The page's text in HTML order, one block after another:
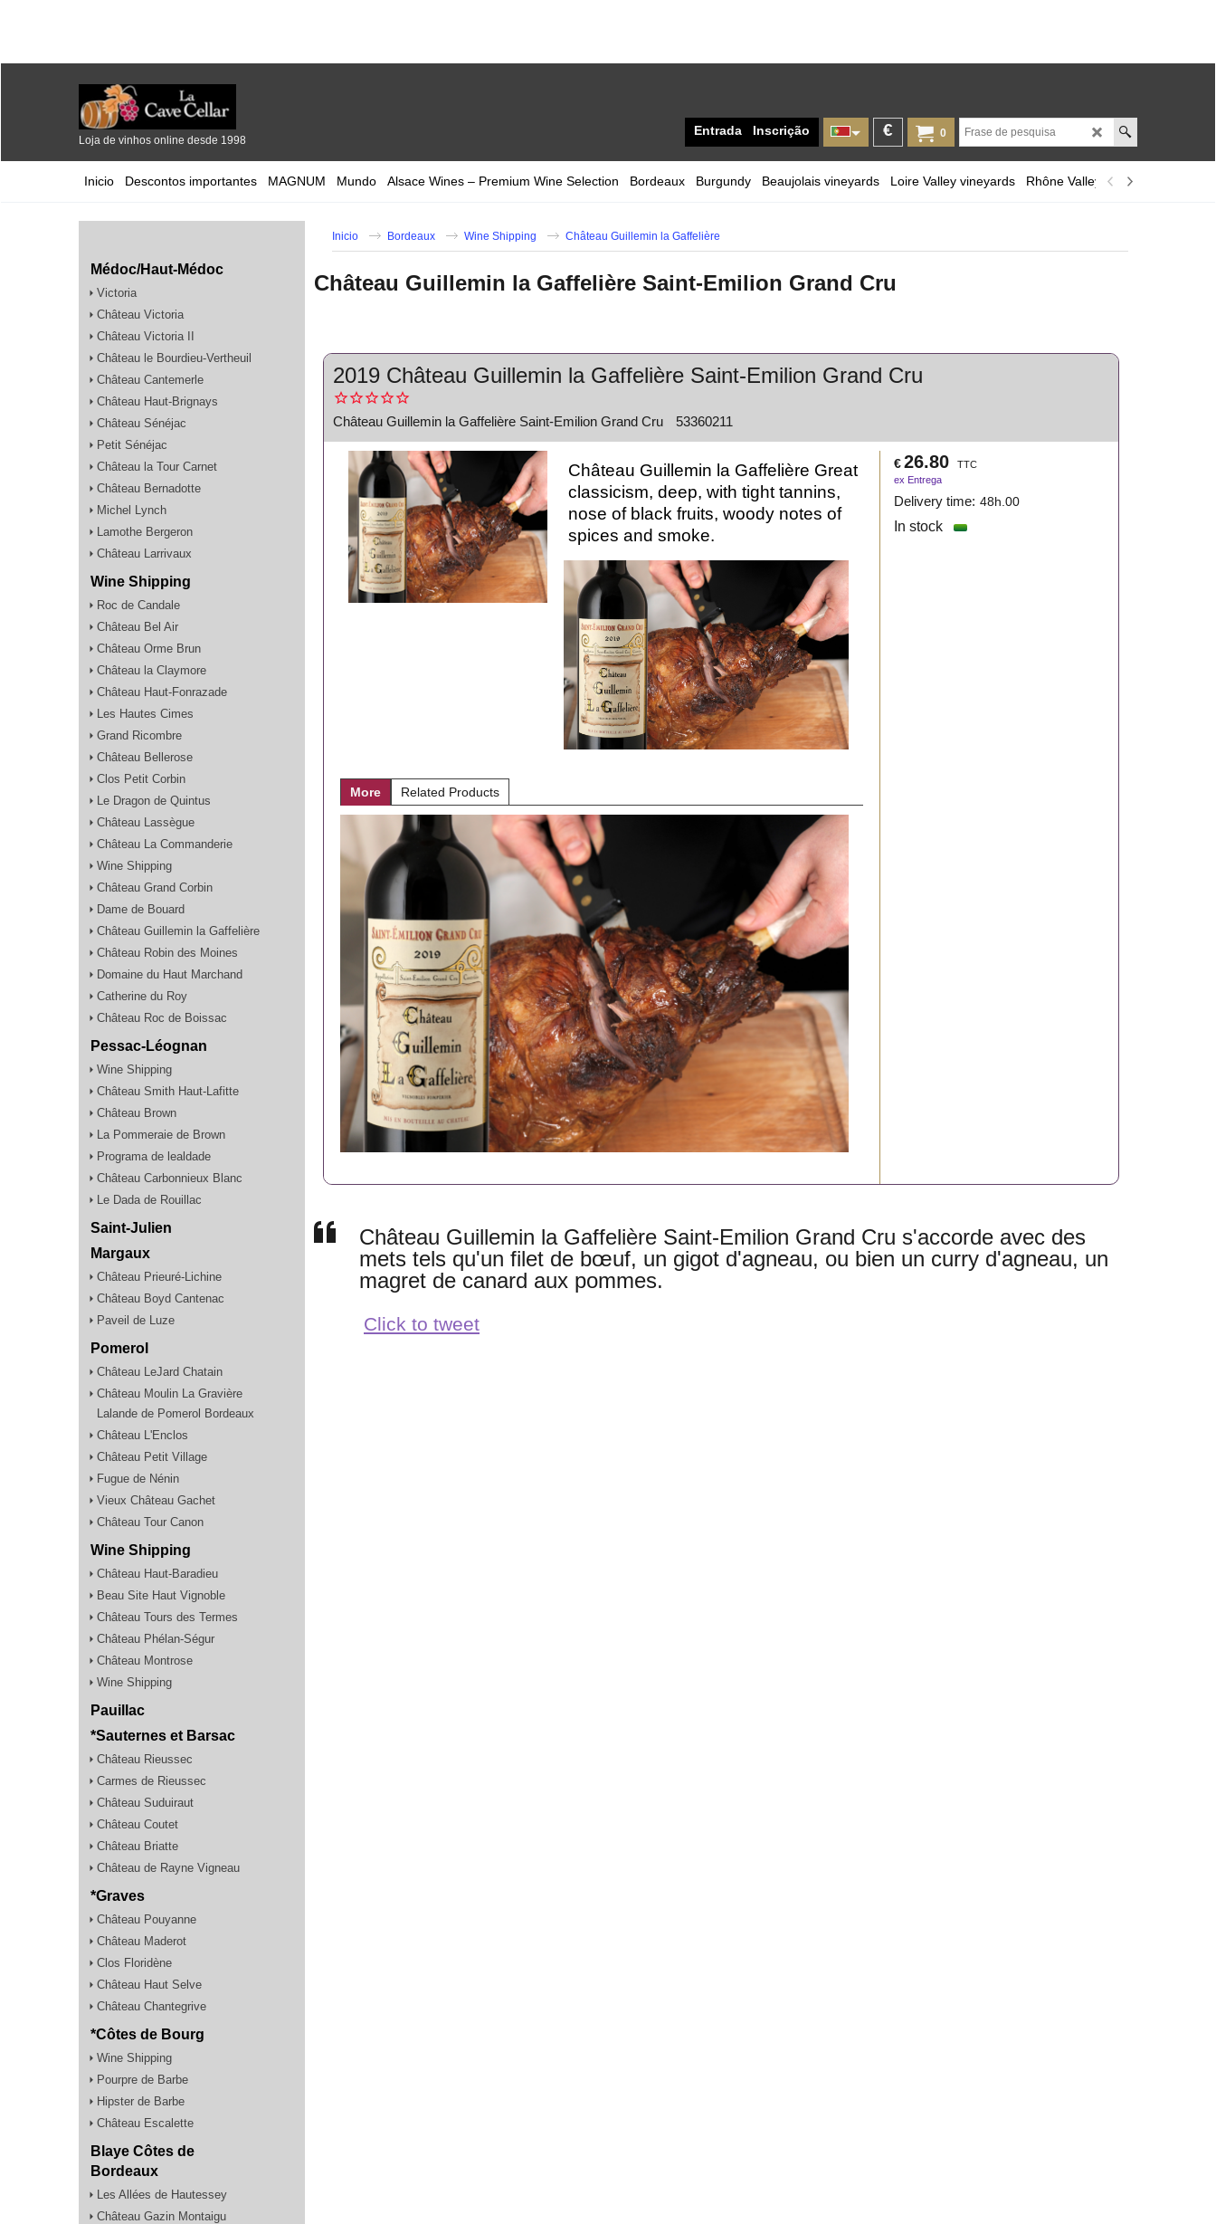
Loja de vinhos online desde 1998
0
€
Entrada Inscrição
Inicio Descontos importantes MAGNUM Mundo Alsace Wines – Premium Wine Selection Bordeaux Burgundy Beaujolais vineyards Loire Valley vineyards Rhône Valley Provence and
Médoc/Haut-Médoc
Victoria
Château Victoria
Château Victoria II
Château le Bourdieu-Vertheuil
Château Cantemerle
Château Haut-Brignays
Château Sénéjac
Petit Sénéjac
Château la Tour Carnet
Château Bernadotte
Michel Lynch
Lamothe Bergeron
Château Larrivaux
Wine Shipping
Roc de Candale
Château Bel Air
Château Orme Brun
Château la Claymore
Château Haut-Fonrazade
Les Hautes Cimes
Grand Ricombre
Château Bellerose
Clos Petit Corbin
Le Dragon de Quintus
Château Lassègue
Château La Commanderie
Wine Shipping
Château Grand Corbin
Dame de Bouard
Château Guillemin la Gaffelière
Château Robin des Moines
Domaine du Haut Marchand
Catherine du Roy
Château Roc de Boissac
Pessac-Léognan
Wine Shipping
Château Smith Haut-Lafitte
Château Brown
La Pommeraie de Brown
Programa de lealdade
Château Carbonnieux Blanc
Le Dada de Rouillac
Saint-Julien
Margaux
Château Prieuré-Lichine
Château Boyd Cantenac
Paveil de Luze
Pomerol
Château LeJard Chatain
Château Moulin La Gravière
Lalande de Pomerol Bordeaux
Château L'Enclos
Château Petit Village
Fugue de Nénin
Vieux Château Gachet
Château Tour Canon
Wine Shipping
Château Haut-Baradieu
Beau Site Haut Vignoble
Château Tours des Termes
Château Phélan-Ségur
Château Montrose
Wine Shipping
Pauillac
*Sauternes et Barsac
Château Rieussec
Carmes de Rieussec
Château Suduiraut
Château Coutet
Château Briatte
Château de Rayne Vigneau
*Graves
Château Pouyanne
Château Maderot
Clos Floridène
Château Haut Selve
Château Chantegrive
*Côtes de Bourg
Wine Shipping
Pourpre de Barbe
Hipster de Barbe
Château Escalette
Blaye Côtes de
Bordeaux
Les Allées de Hautessey
Château Gazin Montaigu
Inicio Bordeaux Wine Shipping Château Guillemin la Gaffelière
Château Guillemin la Gaffelière Saint-Emilion Grand Cru
2019 Château Guillemin la Gaffelière Saint-Emilion Grand Cru
Château Guillemin la Gaffelière Saint-Emilion Grand Cru 53360211
€ 26.80
TTC
ex Entrega
Delivery time: 48h.00
In stock
Château Guillemin la Gaffelière Great
classicism, deep, with tight tannins,
nose of black fruits, woody notes of
spices and smoke.
More Related Products
Château Guillemin la Gaffelière Saint-Emilion Grand Cru s'accorde avec des
mets tels qu'un filet de bœuf, un gigot d'agneau, ou bien un curry d'agneau, un
magret de canard aux pommes.
Click to tweet